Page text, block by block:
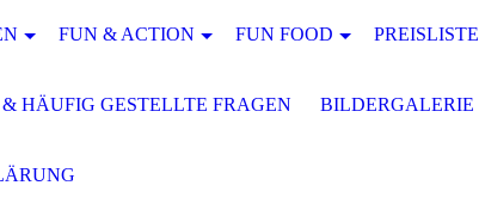
FUN & ACTION FUN FOOD PREISLISTE
HÄUFIG GESTELLTE FRAGEN BILDERGALERIE